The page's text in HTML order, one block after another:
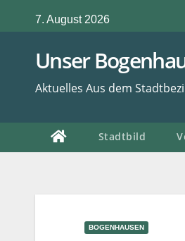
Inhalt
springen
7. August 2026
Unser
Aktuelles Aus dem
Stadtbild
BOGENHAUSEN